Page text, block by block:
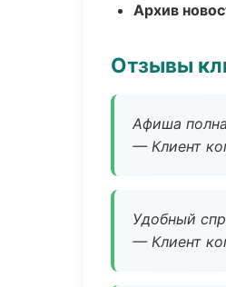
Архив
Отзывы
Афиша
— Клиент
Удобный
— Клиент